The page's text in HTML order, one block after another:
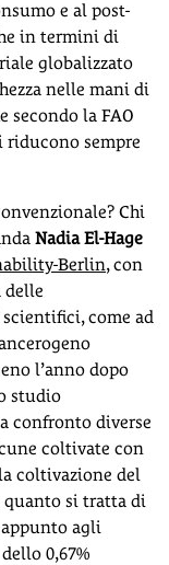
e al post-
in termini di
globalizzato
nelle mani di
la FAO
riducono sempre
Chi
Nadia El-Hage
Berlin, con
delle
come ad
l’anno dopo
studio
confronto diverse
coltivate con
coltivazione del
quanto si tratta di
agli
0,67%